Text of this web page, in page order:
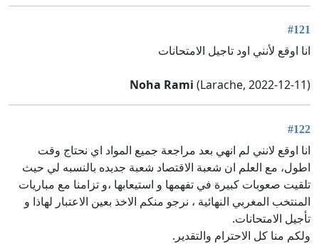
#121
انا اوقع لأنني اود تاجيل الامتحانات
Noha Rami (Larache, 2022-12-11)
#122
انا اوقع لانني لم انهي بعد مراجعة جميع المواد اي نحتاج وقت
اطول، مع العلم ان شعبة الاقتصاد شعبة جديده بالنسبه لي حيث
تلقيت صعوبات كبيرة في تفهمها و استيعابها ،و تزامنا مع مباريات
المنتخب المغربي النهائية ، نرجو منكم الاخذ بعين الاعتبار لهاذا و
تأجيل الامتحانات.
ولكم منا كل الاحترام والتقدير.